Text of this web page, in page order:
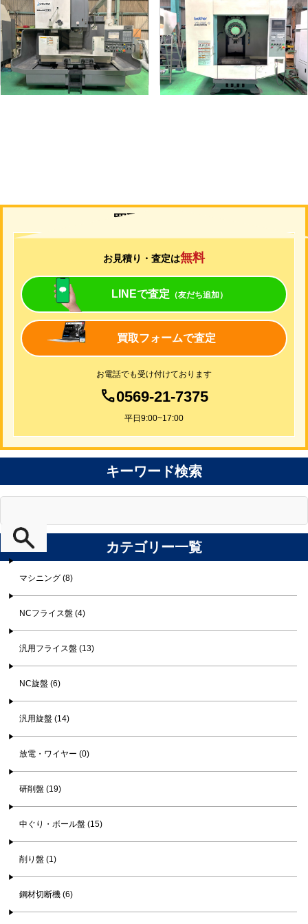
#5立マシニング
メーカー オークマ
形 式 MILLAC-561V
年 式2006
タッピングセンター
メーカー ブラザー
形 式 TC-S2C-O
年 式2007
買取について
お見積り・査定は無料
LINEで査定 （友だち追加）
買取フォームで査定
お電話でも受け付けております
0569-21-7375
平日9:00~17:00
キーワード検索
カテゴリー一覧
マシニング (8)
NCフライス盤 (4)
汎用フライス盤 (13)
NC旋盤 (6)
汎用旋盤 (14)
放電・ワイヤー (0)
研削盤 (19)
中ぐり・ボール盤 (15)
削り盤 (1)
鋼材切断機 (6)